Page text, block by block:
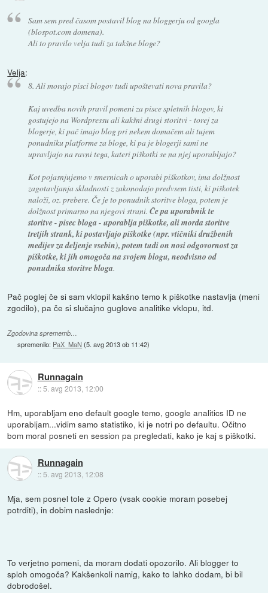
Sam sem pred časom postavil blog na bloggerju od googla
(blospot.com domena).
Ali to pravilo velja tudi za takšne bloge?
Velja:
8. Ali morajo pisci blogov tudi upoštevati nova pravila?
Kaj uvedba novih pravil pomeni za pisce spletnih blogov, ki
gostujejo na Wordpressu ali kakšni drugi storitvi - torej za
blogerje, ki pač imajo blog pri nekem domačem ali tujem
ponudniku platforme za bloge, ki pa je blogerji sami ne
upravljajo na ravni tega, kateri piškotki se na njej uporabljajo?
Kot pojasnjujemo v smernicah o uporabi piškotkov, ima dolžnost
zagotavljanja skladnosti z zakonodajo predvsem tisti, ki piškotek
naloži, oz. prebere. Če je to ponudnik storitve bloga, potem je
dolžnost primarno na njegovi strani. Če pa uporabnik te
storitve - pisec bloga - uporablja piškotke, ali morda storitve
tretjih strank, ki postavljajo piškotke (npr. vtičniki družbenih
medijev za deljenje vsebin), potem tudi on nosi odgovornost za
piškotke, ki jih omogoča na svojem blogu, neodvisno od
ponudnika storitve bloga.
Pač poglej če si sam vklopil kakšno temo k piškotke nastavlja (meni
zgodilo), pa če si slučajno guglove analitike vklopu, itd.
Zgodovina sprememb…
spremenilo: PaX_MaN (5. avg 2013 ob 11:42)
Runnagain
::5. avg 2013, 12:00
Hm, uporabljam eno default google temo, google analitics ID ne
uporabljam...vidim samo statistiko, ki je notri po defaultu. Očitno
bom moral posneti en session pa pregledati, kako je kaj s piškotki.
Runnagain
:: 5. avg 2013, 12:08
Mja, sem posnel tole z Opero (vsak cookie moram posebej
potrditi), in dobim naslednje:
To verjetno pomeni, da moram dodati opozorilo. Ali blogger to
sploh omogoča? Kakšenkoli namig, kako to lahko dodam, bi bil
dobrodošel.